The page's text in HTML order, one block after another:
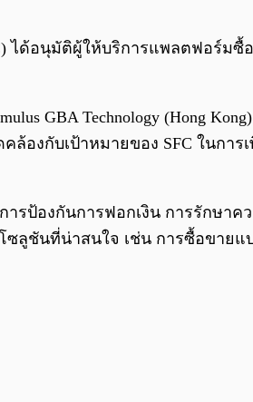
อนุมัติผู้ให้บริการแพลตฟอร์มซื้อ
GBA Technology (Hong
คล้องกับเป้าหมายของ SFC ใน
องกันการฟอกเงิน การรักษาค
ลูชันที่น่าสนใจ เช่น การซื้อขายแ